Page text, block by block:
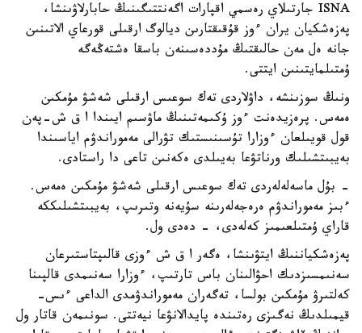
ISNA جارتىلاي رەسمي اقپارات اگەنتتىگىنىڭ حابارلاۋىنشا،
پەزەشكيان يران ءوز قۇقىقتارىن ديالوگ ارقىلى قورعاي الاتىنىن
جانە ەل مەن حالىقتىڭ مۇددەسىنەن باسقا ەشتەڭەگە
ۇمتىلمايتىنىن ايتتى.
ونىڭ سوزىنشە، داۋلاردى تەك سوعىس ارقىلى شەشۋ مۇمكىن
ەمەس. پرەزيدەنت ءوز ۇكىمەتىنىڭ ماۋسىم ايىندا ا ق ش-پەن
قول قويىلعان ءوزارا تۇسىنىستىك تۋرالى مەموراندۋم اياسىندا
بەيبىتشىلىك ورناتۋعا بەيىلدى ەكەنىن تاعى دا راستادى.
- بۇل ماسەلەلەردى تەك سوعىس ارقىلى شەشۋ مۇمكىن ەمەس.
ءبىز مەموراندۋم ەرەجەلەرىنە سۇيەنە وتىرىپ، بەيبىتشىلىككە
قاراي ۇمتىلعىمىز كەلەدى، - دەدى ول.
پەزەشكياننىڭ ايتۋىنشا، ەگەر ا ق ش ءوزى قالىپتاستىرعان
سەنىمسىزدىك احۋالىنان باس تارتىپ، ءوزارا سەنىمدى قالپىنا
كەلتىرۋ مۇمكىن بولسا، تەگەران مەموراندۋمدى الداعى ءىس-
قيمىلدىڭ نەگىزى رەتىندە پايدالانۋعا نيەتتى. سونىمەن قاتار ول